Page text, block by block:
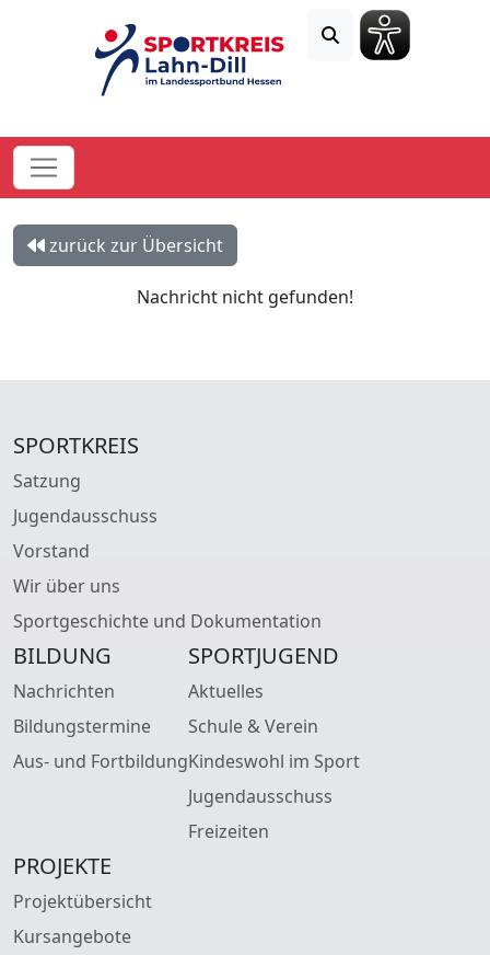
zurück zur Übersicht
Nachricht nicht gefunden!
SPORTKREIS
Satzung
Jugendausschuss
Vorstand
Wir über uns
Sportgeschichte und Dokumentation
BILDUNG
Nachrichten
Bildungstermine
Aus- und Fortbildung
SPORTJUGEND
Aktuelles
Schule & Verein
Kindeswohl im Sport
Jugendausschuss
Freizeiten
PROJEKTE
Projektübersicht
Kursangebote